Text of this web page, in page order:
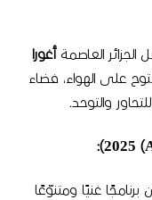
الجزائر العاصمةأغورا
على الهواء، فضاء
والتوحد.
غنيًا ومتنوّعًا